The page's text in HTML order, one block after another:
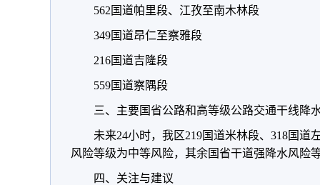
562国道帕里段、江孜至南木林段
349国道昂仁至察雅段
216国道吉隆段
559国道察隅段
三、主要国省公路和高等级公路交通干线降
未来24小时，我区219国道米林段、318国道
风险等级为中等风险，其余国省干道强降水风险
四、关注与建议